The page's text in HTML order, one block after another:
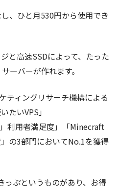
、ひと月530円から使用でき
と高速SSDによって、たった
ーバーが作れます。
ティングリサーチ機構による
たいVPS」
」利用者満足度」「Minecraft
の3部門においてNo.1を獲得
っぷというものがあり、お得